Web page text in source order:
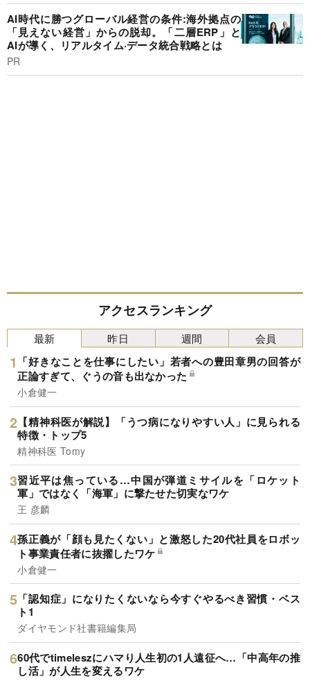
AI時代に勝つグローバル経営の条件:海外拠点の
「見えない経営」からの脱却。「二層ERP」と
AIが導く、リアルタイム·データ統合戦略とは
PR
アクセスランキング
最新
「好きなことを仕事にしたい」若者への豊田章男の回答が
正論すぎて、ぐうの音も出なかった
小倉健一
【精神科医が解説】「うつ病になりやすい人」に見られる
特徴・トップ5
精神科医 Tomy
習近平は焦っている…中国が弾道ミサイルを「ロケット
軍」ではなく「海軍」に撃たせた切実なワケ
王 彦麟
孫正義が「顔も見たくない」と激怒した20代社員をロボッ
ト事業責任者に抜擢したワケ
小倉健一
「認知症」になりたくないなら今すぐやるべき習慣・ベス
ト1
ダイヤモンド社書籍編集局
60代でtimeleszにハマり人生初の1人遠征へ…「中高年の推
し活」が人生を変えるワケ
昨日 週間 会員